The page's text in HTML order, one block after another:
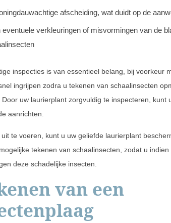
afscheiding, wat duidt op de
eventuele verkleuringen of misvormingen van de
inspecties is van essentieel belang, bij voorkeur
ingrijpen zodra u tekenen van schaalinsecten
uw laurierplant zorgvuldig te inspecteren, kunt
aanrichten.
te voeren, kunt u uw geliefde laurierplant
tekenen van schaalinsecten, zodat u
deze schadelijke insecten.
van een